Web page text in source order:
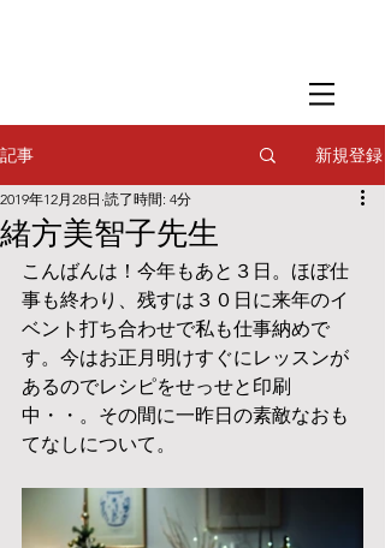
フードスタイリング
記事 新規登録
緒方美智子先生
2019年12月28日 読了時間: 4分
こんばんは！今年もあと３日。ほぼ仕
事も終わり、残すは３０日に来年のイ
ベント打ち合わせで私も仕事納めで
す。今はお正月明けすぐにレッスンが
あるのでレシピをせっせと印刷
中・・。その間に一昨日の素敵なおも
てなしについて。